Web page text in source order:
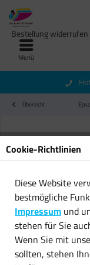
Menü
Bestellung widerrufen
Übersicht
Cookie-Richtlinien
Diese Website
bestmögliche
Impressum und
stehen für Sie
Wenn Sie mit
sollten, stehen